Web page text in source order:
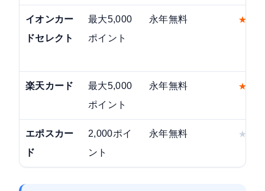
イオンカー
ドセレクト
最大5,000
ポイント
永年無料 ★
楽天カード
最大5,000
ポイント
永年無料 ★
エポスカー
ド
2,000ポイ
ント
永年無料 ★